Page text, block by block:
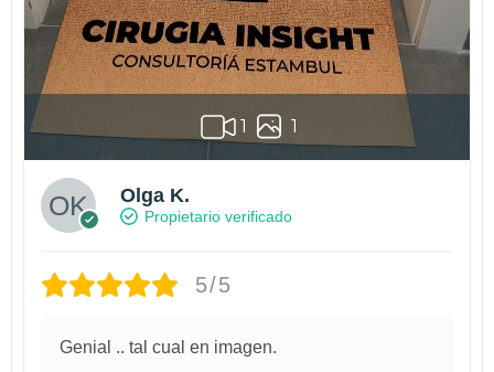
1 1
Olga K.
Propietario verificado
5/5
Genial .. tal cual en imagen.